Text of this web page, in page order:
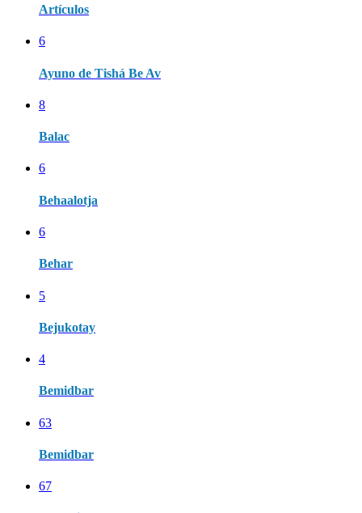
Artículos
6
Ayuno de Tishá Be Av
8
Balac
6
Behaalotja
6
Behar
5
Bejukotay
4
Bemidbar
63
Bemidbar
67